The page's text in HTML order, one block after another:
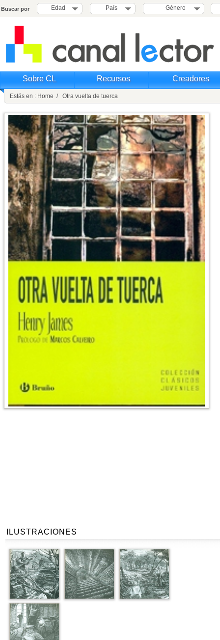
Buscar por Edad País Género
Sobre CL Recursos Creadores
Estás en : Home / Otra vuelta de tuerca
ILUSTRACIONES